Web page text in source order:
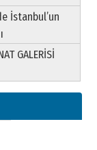
İstanbul’un
GALERİSİ